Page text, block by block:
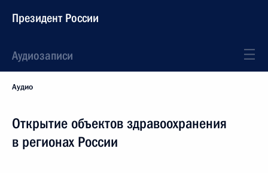
Президент России
Аудиозаписи
Аудио
Открытие объектов здравоохранения
в регионах России